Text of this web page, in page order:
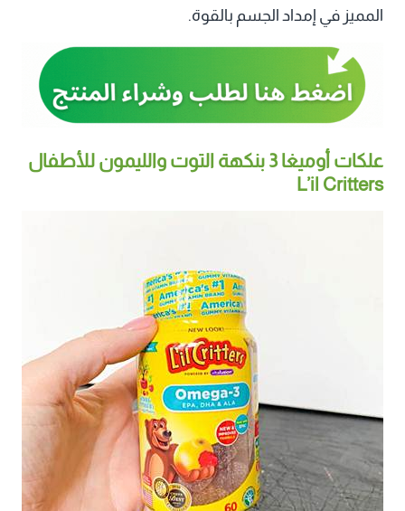
المميز في إمداد الجسم بالقوة.
علكات أوميغا 3 بنكهة التوت والليمون للأطفال
L’il Critters‏